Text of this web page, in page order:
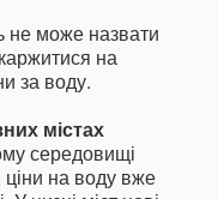
не може назвати
на
за воду.
містах
середовищі
ціни на воду вже